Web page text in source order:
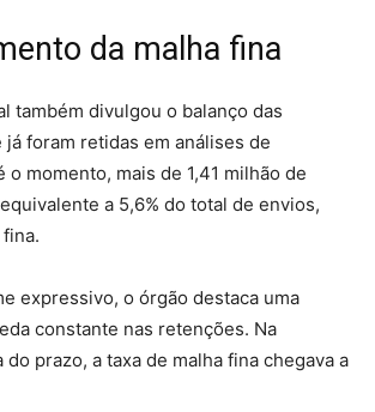
da malha fina
também divulgou o balanço das
foram retidas em análises de
o momento, mais de 1,41 milhão de
a 5,6% do total de envios,
expressivo, o órgão destaca uma
constante nas retenções. Na
do prazo, a taxa de malha fina chegava a